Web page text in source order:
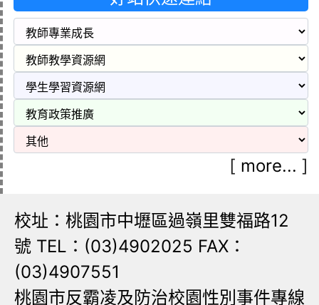
[ more... ]
校址：桃園市中壢區過嶺里雙福路12
號 TEL：(03)4902025 FAX：
(03)4907551
桃園市反霸凌及防治校園性別事件專線